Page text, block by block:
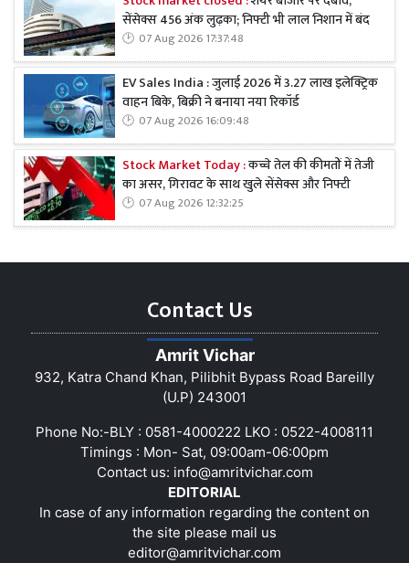
सेंसेक्स 456 अंक लुढ़का; निफ्टी भी लाल निशान में बंद
07 Aug 2026 17:37:48
EV Sales India : जुलाई 2026 में 3.27 लाख इलेक्ट्रिक
वाहन बिके, बिक्री ने बनाया नया रिकॉर्ड
07 Aug 2026 16:09:48
Stock Market Today :कच्चे तेल की कीमतों में तेजी
का असर, गिरावट के साथ खुले सेंसेक्स और निफ्टी
07 Aug 2026 12:32:25
Contact Us
Amrit Vichar
932, Katra Chand Khan, Pilibhit Bypass Road Bareilly
(U.P) 243001
Phone No:-BLY : 0581-4000222 LKO : 0522-4008111
Timings : Mon- Sat, 09:00am-06:00pm
Contact us: info@amritvichar.com
EDITORIAL
In case of any information regarding the content on
the site please mail us
editor@amritvichar.com